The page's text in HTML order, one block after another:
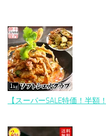
【スーパーSALE特価！半